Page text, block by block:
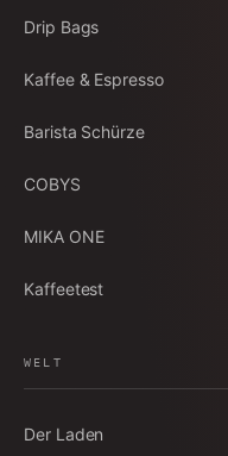
Drip Bags
Kaffee & Espresso
Barista Schürze
COBYS
MIKA ONE
Kaffeetest
WELT
Der Laden